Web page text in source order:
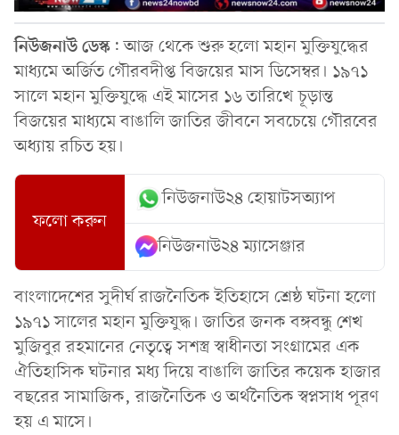
নিউজনাউডেস্ক : আজ থেকে শুরু হলো মহান মুক্তিযুদ্ধের
মাধ্যমে অর্জিত গৌরবদীপ্ত বিজয়ের মাস ডিসেম্বর। ১৯৭১
সালে মহান মুক্তিযুদ্ধে এই মাসের ১৬ তারিখে চূড়ান্ত
বিজয়ের মাধ্যমে বাঙালি জাতির জীবনে সবচেয়ে গৌরবের
অধ্যায় রচিত হয়।
ফলো করুন
নিউজনাউ২৪ হোয়াটসঅ্যাপ
নিউজনাউ২৪ ম্যাসেঞ্জার
বাংলাদেশের সুদীর্ঘ রাজনৈতিক ইতিহাসে শ্রেষ্ঠ ঘটনা হলো
১৯৭১ সালের মহান মুক্তিযুদ্ধ। জাতির জনক বঙ্গবন্ধু শেখ
মুজিবুর রহমানের নেতৃত্বে সশস্ত্র স্বাধীনতা সংগ্রামের এক
ঐতিহাসিক ঘটনার মধ্য দিয়ে বাঙালি জাতির কয়েক হাজার
বছরের সামাজিক, রাজনৈতিক ও অর্থনৈতিক স্বপ্নসাধ পূরণ
হয় এ মাসে।